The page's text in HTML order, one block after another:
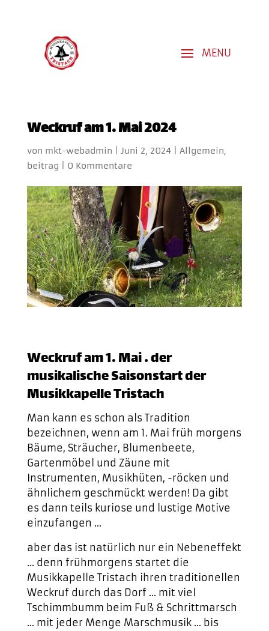
Weckruf am 1. Mai 2024
von mkt-webadmin Juni 2, 2024| Allgemein,
beitrag
0 Kommentare
Weckruf am 1. Mai … der
musikalische Saisonstart der
Musikkapelle Tristach
Man kann es schon als Tradition
bezeichnen, wenn am 1. Mai früh morgens
Bäume, Sträucher, Blumenbeete,
Gartenmöbel und Zäune mit
Instrumenten, Musikhüten, -röcken und
ähnlichem geschmückt werden! Da gibt
es dann teils kuriose und lustige Motive
einzufangen …
aber das ist natürlich nur ein Nebeneffekt
… denn frühmorgens startet die
Musikkapelle Tristach ihren traditionellen
Weckruf durch das Dorf … mit viel
Tschimmbumm beim Fuß & Schrittmarsch
… mit jeder Menge Marschmusik … bis